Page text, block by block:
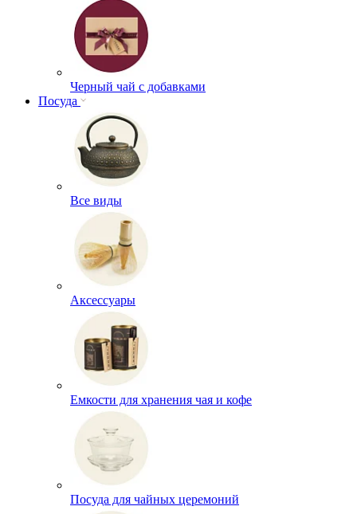
Черный чай с добавками
Посуда
Все виды
Аксессуары
Емкости для хранения чая и кофе
Посуда для чайных церемоний